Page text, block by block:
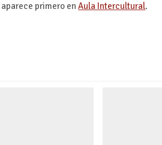
aparece primero enAula Intercultural.